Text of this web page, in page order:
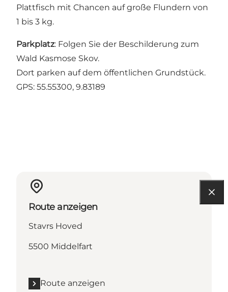
Plattfisch mit Chancen auf große Flundern von
1 bis 3 kg.
Parkplatz: Folgen Sie der Beschilderung zum
Wald Kasmose Skov.
Dort parken auf dem öffentlichen Grundstück.
GPS: 55.55300, 9.83189
Route anzeigen
Stavrs Hoved
5500 Middelfart
Route anzeigen